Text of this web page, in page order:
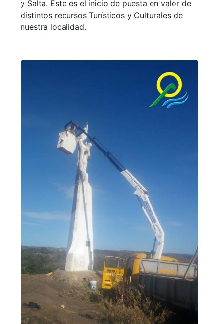
y Salta. Este es el inicio de puesta en valor de
distintos recursos Turísticos y Culturales de
nuestra localidad.